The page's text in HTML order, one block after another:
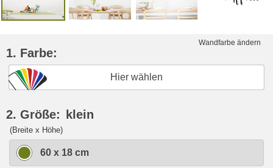
Wandfarbe ändern
1. Farbe:
Hier wählen
2. Größe: klein
(Breite x Höhe)
60 x 18 cm